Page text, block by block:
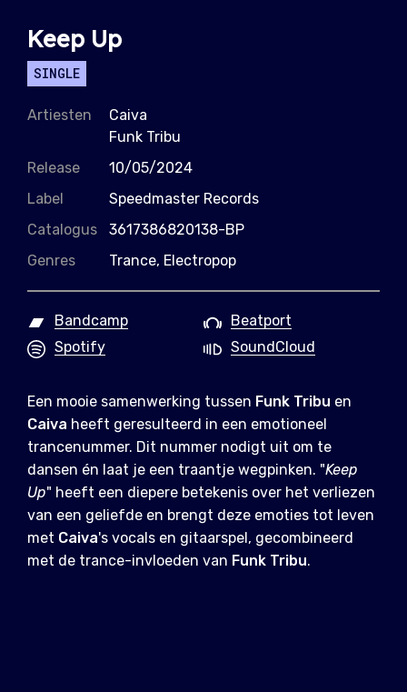
Keep Up
SINGLE
Artiesten
Caiva
Funk Tribu
Release
10/05/2024
Label
Speedmaster Records
Catalogus
3617386820138-BP
Genres
Trance, Electropop
Bandcamp
Beatport
Spotify
SoundCloud
Een mooie samenwerking tussen Funk Tribu en
Caiva heeft geresulteerd in een emotioneel
trancenummer. Dit nummer nodigt uit om te
dansen én laat je een traantje wegpinken. "Keep
Up" heeft een diepere betekenis over het verliezen
van een geliefde en brengt deze emoties tot leven
met Caiva's vocals en gitaarspel, gecombineerd
met de trance-invloeden van Funk Tribu.